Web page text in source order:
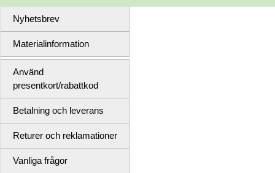
Nyhetsbrev
Materialinformation
Använd
presentkort/rabattkod
Betalning och leverans
Returer och reklamationer
Vanliga frågor